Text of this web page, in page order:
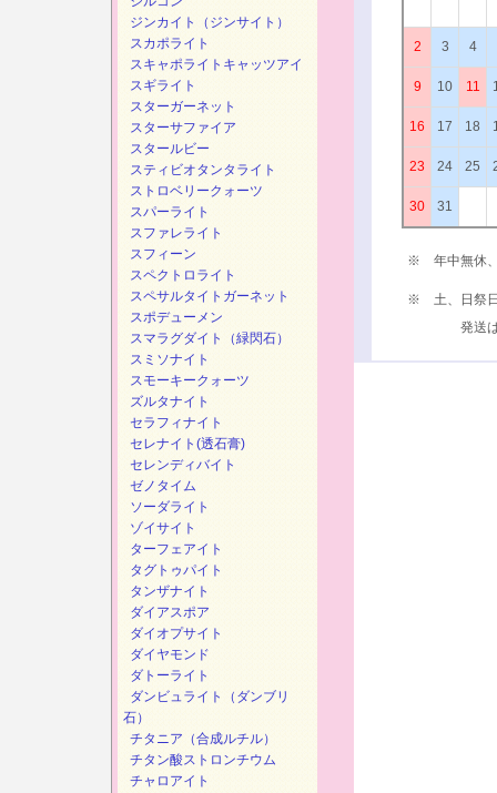
2 3 4
9 10 11
16 17 18
23 24 25
30 31
※ 年中無休、
※ 土、日祭日
発送は、
ジンカイト（ジンサイト）
スカポライト
スキャポライトキャッツアイ
スギライト
スターガーネット
スターサファイア
スタールビー
スティビオタンタライト
ストロベリークォーツ
スパーライト
スファレライト
スフィーン
スペクトロライト
スペサルタイトガーネット
スポデューメン
スマラグダイト（緑閃石）
スミソナイト
スモーキークォーツ
ズルタナイト
セラフィナイト
セレナイト(透石膏)
セレンディバイト
ゼノタイム
ソーダライト
ゾイサイト
ターフェアイト
タグトゥパイト
タンザナイト
ダイアスポア
ダイオプサイト
ダイヤモンド
ダトーライト
ダンビュライト（ダンブリ
石）
チタニア（合成ルチル）
チタン酸ストロンチウム
チャロアイト